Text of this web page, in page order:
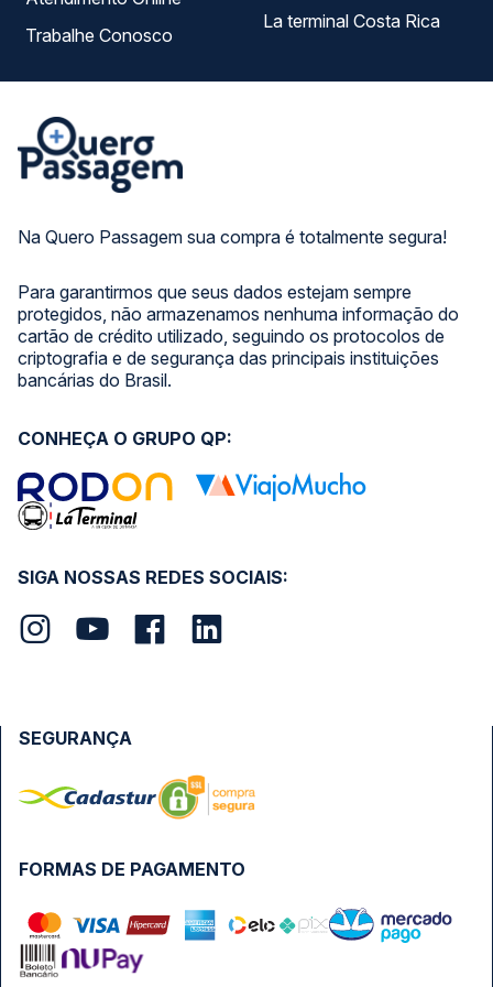
Na Quero Passagem sua compra é totalmente segura!
Para garantirmos que seus dados estejam sempre
protegidos, não armazenamos nenhuma informação do
cartão de crédito utilizado, seguindo os protocolos de
criptografia e de segurança das principais instituições
bancárias do Brasil.
Trabalhe Conosco
La terminal Costa Rica
SIGA NOSSAS REDES SOCIAIS:
CONHEÇA O GRUPO QP:
FORMAS DE PAGAMENTO
SEGURANÇA